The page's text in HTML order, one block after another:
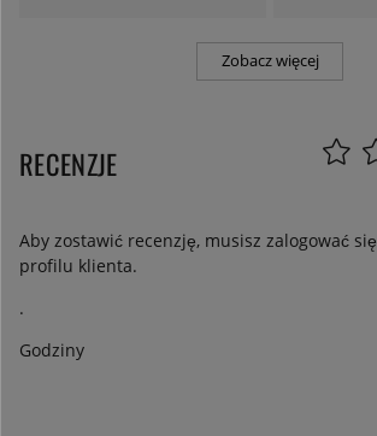
Zobacz więcej
RECENZJE
Aby zostawić recenzję, musisz zalogować się
profilu klienta.
.
Godziny